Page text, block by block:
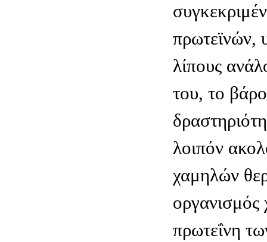
πρωτεϊνών,
λίπους
του, το
λοιπόν
χαμηλών
οργανισμός
πρωτεΐνη